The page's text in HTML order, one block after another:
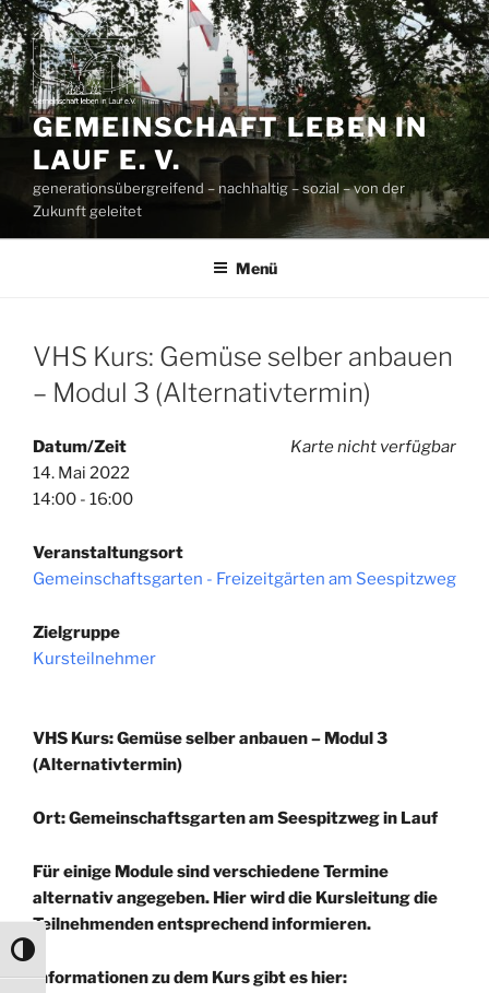
Umschalten auf hohe Kontraste
Zum
Inhalt
springen
GEMEINSCHAFT LEBEN IN
LAUF E. V.
generationsübergreifend – nachhaltig – sozial – von der
Zukunft geleitet
Menü
VHS Kurs: Gemüse selber anbauen
– Modul 3 (Alternativtermin)
Karte nicht verfügbar
Datum/Zeit
14. Mai 2022
14:00 - 16:00
Veranstaltungsort
Gemeinschaftsgarten - Freizeitgärten am Seespitzweg
Zielgruppe
Kursteilnehmer
VHS Kurs: Gemüse selber anbauen – Modul 3
(Alternativtermin)
Ort: Gemeinschaftsgarten am Seespitzweg in Lauf
Für einige Module sind verschiedene Termine
alternativ angegeben. Hier wird die Kursleitung die
Teilnehmenden entsprechend informieren.
Informationen zu dem Kurs gibt es hier: